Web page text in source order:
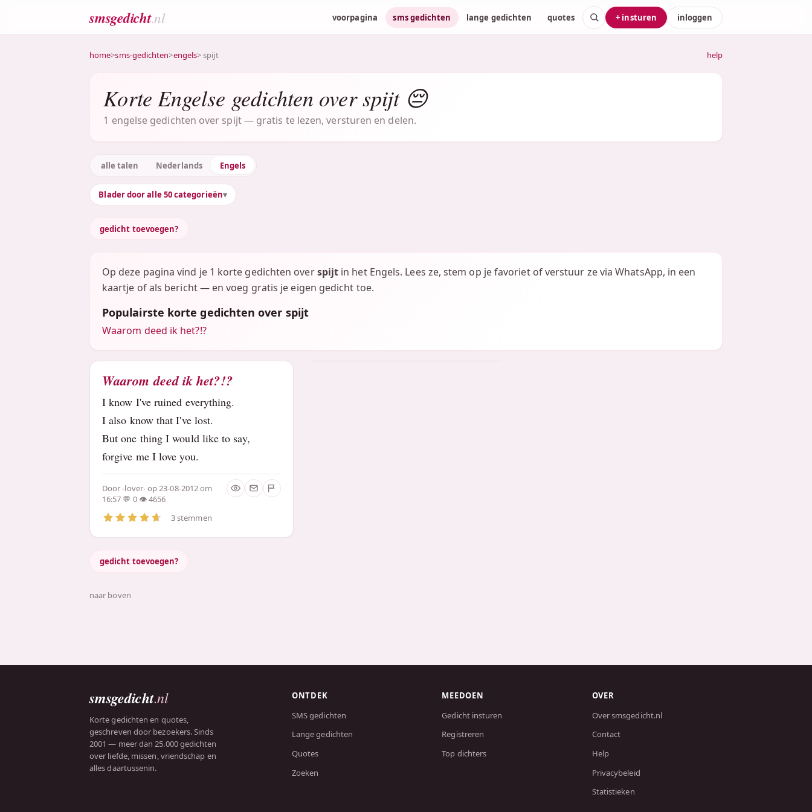
smsgedicht.nl voorpagina sms gedichten lange gedichten quotes + insturen inloggen
home>sms-gedichten>engels> spijt help
Korte Engelse gedichten over spijt 😔
1 engelse gedichten over spijt — gratis te lezen, versturen en delen.
alle talen Nederlands Engels
Blader door alle 50 categorieën
gedicht toevoegen?
Op deze pagina vind je 1 korte gedichten overspijt in het Engels. Lees ze, stem op je favoriet of verstuur ze via WhatsApp, in een
kaartje of als bericht — en voeg gratis je eigen gedicht toe.
Populairste korte gedichten over spijt
Waarom deed ik het?!?
Waarom deed ik het?!?
I know I've ruined everything.
I also know that I've lost.
But one thing I would like to say,
forgive me I love you.
Door-lover-op 23-08-2012 om
16:57
0
4656
3 stemmen
gedicht toevoegen?
naar boven
smsgedicht.nl
Korte gedichten en quotes,
geschreven door bezoekers. Sinds
2001 — meer dan 25.000 gedichten
over liefde, missen, vriendschap en
alles daartussenin.
ONTDEK
SMS gedichten
Lange gedichten
Quotes
Zoeken
MEEDOEN
Gedicht insturen
Registreren
Top dichters
OVER
Over smsgedicht.nl
Contact
Help
Privacybeleid
Statistieken